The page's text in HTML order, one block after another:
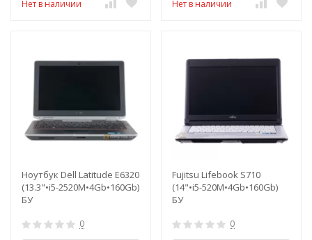
Нет в наличии Нет в наличии
Ноутбук Dell Latitude E6320
(13.3"•i5-2520M•4Gb•160Gb)
БУ
0
Fujitsu Lifebook S710
(14"•i5-520M•4Gb•160Gb)
БУ
0